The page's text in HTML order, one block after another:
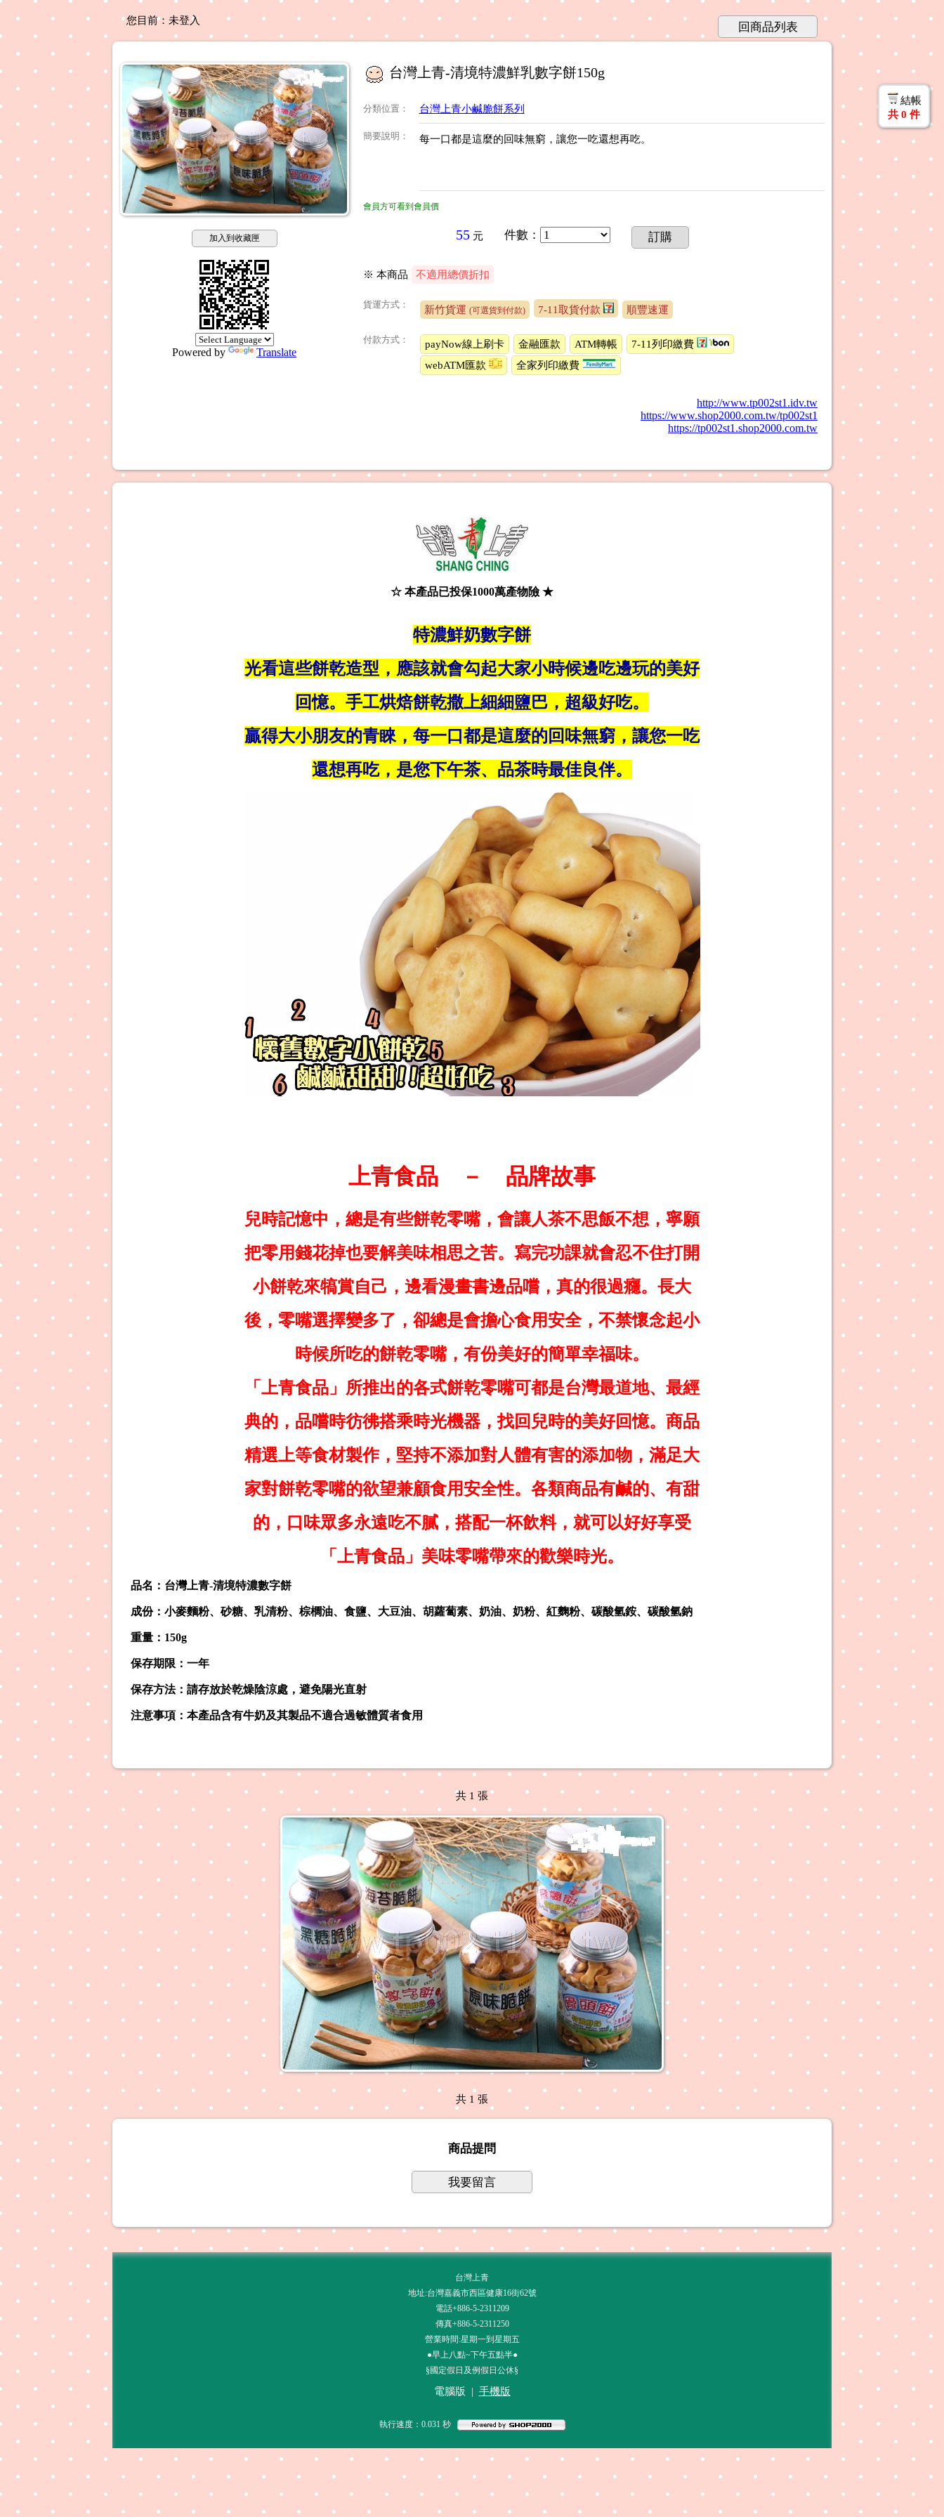
您目前： 未登入 回商品列表
加入到收藏匣
Powered by Translate
台灣上青-清境特濃鮮乳數字餅150g
分類位置 ： 台灣上青小鹹脆餅系列
簡要說明 ： 每一口都是這麼的回味無窮，讓您一吃還想再吃。
會員方可看到會員價
55 元 件數 ： 訂購
※ 本商品 不適用總價折扣
貨運方式： 新竹貨運 (可選貨到付款) 7-11取貨付款 順豐速運
付款方式： payNow線上刷卡 金融匯款 ATM轉帳
7-11列印繳費
webATM匯款
全家列印繳費
http://www.tp002st1.idv.tw
https://www.shop2000.com.tw/tp002st1
https://tp002st1.shop2000.com.tw
結帳
共 0 件
☆ 本產品已投保1000萬產物險 ★
特濃鮮奶數字餅
光看這些餅乾造型，應該就會勾起大家小時候邊吃邊玩的美好
回憶。手工烘焙餅乾撒上細細鹽巴，超級好吃。
贏得大小朋友的青睞，每一口都是這麼的回味無窮，讓您一吃
還想再吃，是您下午茶、品茶時最佳良伴。
上青食品 － 品牌故事
兒時記憶中，總是有些餅乾零嘴，會讓人茶不思飯不想，寧願
把零用錢花掉也要解美味相思之苦。寫完功課就會忍不住打開
小餅乾來犒賞自己，邊看漫畫書邊品嚐，真的很過癮。長大
後，零嘴選擇變多了，卻總是會擔心食用安全，不禁懷念起小
時候所吃的餅乾零嘴，有份美好的簡單幸福味。
「上青食品」所推出的各式餅乾零嘴可都是台灣最道地、最經
典的，品嚐時彷彿搭乘時光機器，找回兒時的美好回憶。商品
精選上等食材製作，堅持不添加對人體有害的添加物，滿足大
家對餅乾零嘴的欲望兼顧食用安全性。各類商品有鹹的、有甜
的，口味眾多永遠吃不膩，搭配一杯飲料，就可以好好享受
「上青食品」美味零嘴帶來的歡樂時光。
品名：台灣上青-清境特濃數字餅
成份：小麥麵粉、砂糖、乳清粉、棕櫚油、食鹽、大豆油、胡蘿蔔素、奶油、奶粉、紅麴粉、碳酸氫銨、碳酸氫鈉
重量：150g
保存期限：一年
保存方法：請存放於乾燥陰涼處，避免陽光直射
注意事項：本產品含有牛奶及其製品不適合過敏體質者食用
共 1 張
共 1 張
商品提問
我要留言
台灣上青
地址:台灣嘉義市西區健康16街62號
電話+886-5-2311209
傳真+886-5-2311250
營業時間:星期一到星期五
●早上八點~下午五點半●
§國定假日及例假日公休§
電腦版 | 手機版
執行速度：0.031 秒